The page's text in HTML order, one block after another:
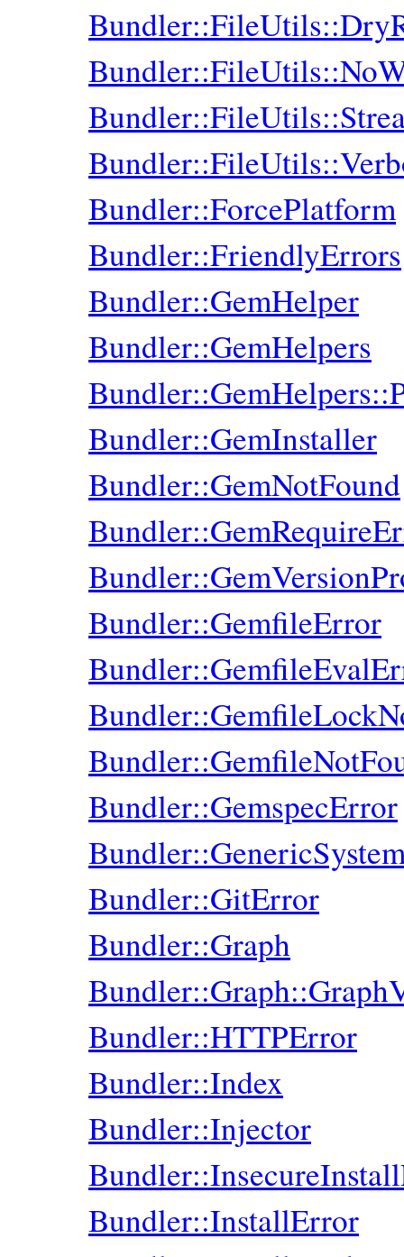
Bundler::ForcePlatform
Bundler::FriendlyErrors
Bundler::GemHelper
Bundler::GemHelpers
Bundler::GemInstaller
Bundler::GemNotFound
Bundler::GemfileError
Bundler::GemspecError
Bundler::GitError
Bundler::Graph
Bundler::HTTPError
Bundler::Index
Bundler::Injector
Bundler::InstallError